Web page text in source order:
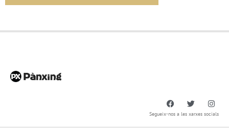
Segueix-nos a les xarxes socials